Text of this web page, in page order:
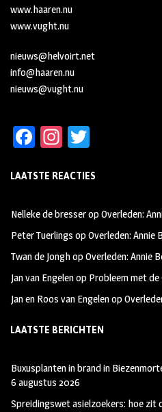
www.haaren.nu
www.vught.nu
nieuws@helvoirt.net
info@haaren.nu
nieuws@vught.nu
Fa
b
oo
k
In
ag
m
tt
LAATSTE REACTIES
Nelleke de bresseropOverleden:
Peter Tuerlings opOverleden: Annie
Twan de JonghopOverleden: Annie
Jan van Engelenop Probleem met de
Jan en Roos van Engelenop
LAATSTE BERICHTEN
Buxusplanten in brand in
6 augustus 2026
Spreidingswet asielzoekers: hoe zit